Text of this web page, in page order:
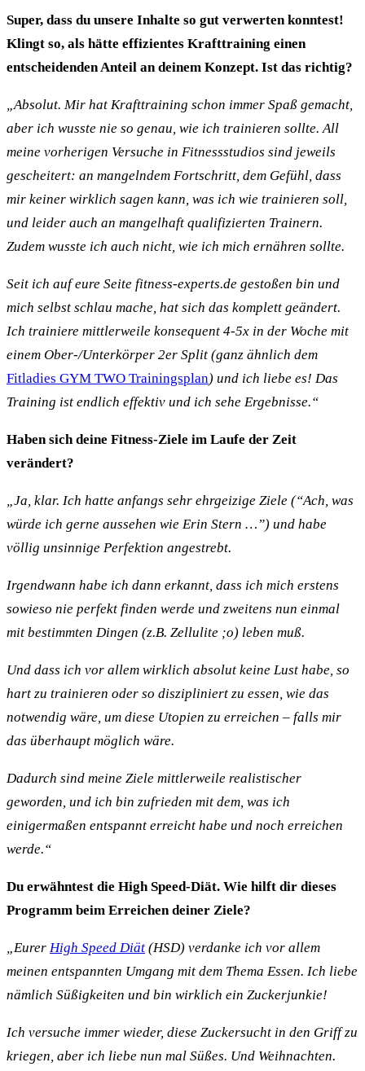
Super, dass du unsere Inhalte so gut verwerten konntest!
Klingt so, als hätte effizientes Krafttraining einen
entscheidenden Anteil an deinem Konzept. Ist das richtig?
„Absolut. Mir hat Krafttraining schon immer Spaß gemacht,
aber ich wusste nie so genau, wie ich trainieren sollte. All
meine vorherigen Versuche in Fitnessstudios sind jeweils
gescheitert: an mangelndem Fortschritt, dem Gefühl, dass
mir keiner wirklich sagen kann, was ich wie trainieren soll,
und leider auch an mangelhaft qualifizierten Trainern.
Zudem wusste ich auch nicht, wie ich mich ernähren sollte.
Seit ich auf eure Seite fitness-experts.de gestoßen bin und
mich selbst schlau mache, hat sich das komplett geändert.
Ich trainiere mittlerweile konsequent 4-5x in der Woche mit
einem Ober-/Unterkörper 2er Split (ganz ähnlich dem
Fitladies GYM TWO Trainingsplan) und ich liebe es! Das
Training ist endlich effektiv und ich sehe Ergebnisse.“
Haben sich deine Fitness-Ziele im Laufe der Zeit
verändert?
„Ja, klar. Ich hatte anfangs sehr ehrgeizige Ziele (“Ach, was
würde ich gerne aussehen wie Erin Stern …”) und habe
völlig unsinnige Perfektion angestrebt.
Irgendwann habe ich dann erkannt, dass ich mich erstens
sowieso nie perfekt finden werde und zweitens nun einmal
mit bestimmten Dingen (z.B. Zellulite ;o) leben muß.
Und dass ich vor allem wirklich absolut keine Lust habe, so
hart zu trainieren oder so diszipliniert zu essen, wie das
notwendig wäre, um diese Utopien zu erreichen – falls mir
das überhaupt möglich wäre.
Dadurch sind meine Ziele mittlerweile realistischer
geworden, und ich bin zufrieden mit dem, was ich
einigermaßen entspannt erreicht habe und noch erreichen
werde.“
Du erwähntest die High Speed-Diät. Wie hilft dir dieses
Programm beim Erreichen deiner Ziele?
„Eurer High Speed Diät (HSD) verdanke ich vor allem
meinen entspannten Umgang mit dem Thema Essen. Ich liebe
nämlich Süßigkeiten und bin wirklich ein Zuckerjunkie!
Ich versuche immer wieder, diese Zuckersucht in den Griff zu
kriegen, aber ich liebe nun mal Süßes. Und Weihnachten.